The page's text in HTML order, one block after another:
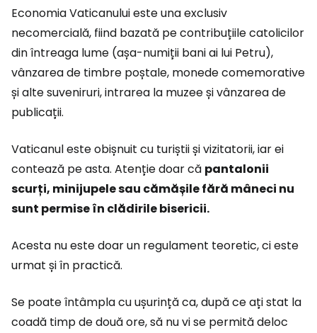
Economia Vaticanului este una exclusiv
necomercială, fiind bazată pe contribuțiile catolicilor
din întreaga lume (așa-numiții bani ai lui Petru),
vânzarea de timbre poștale, monede comemorative
și alte suveniruri, intrarea la muzee și vânzarea de
publicații.
Vaticanul este obișnuit cu turiștii și vizitatorii, iar ei
contează pe asta. Atenție doar că pantalonii
scurți, minijupele sau cămășile fără mâneci nu
sunt permise în clădirile bisericii.
Acesta nu este doar un regulament teoretic, ci este
urmat și în practică.
Se poate întâmpla cu ușurință ca, după ce ați stat la
coadă timp de două ore, să nu vi se permită deloc